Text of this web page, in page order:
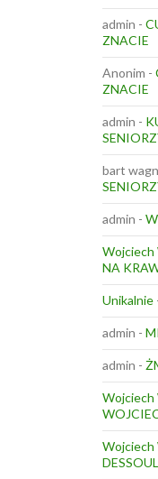
admin -
ZNACIE
Anonim -
ZNACIE
admin -
bart
admin -
Wojciech
NA
Unikalnie
admin -
admin -
Wojciech
Wojciech